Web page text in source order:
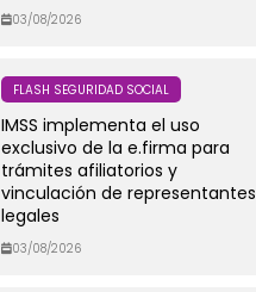
03/08/2026
FLASH SEGURIDAD SOCIAL
IMSS implementa el uso
exclusivo de la e.firma para
trámites afiliatorios y
vinculación de representantes
legales
03/08/2026